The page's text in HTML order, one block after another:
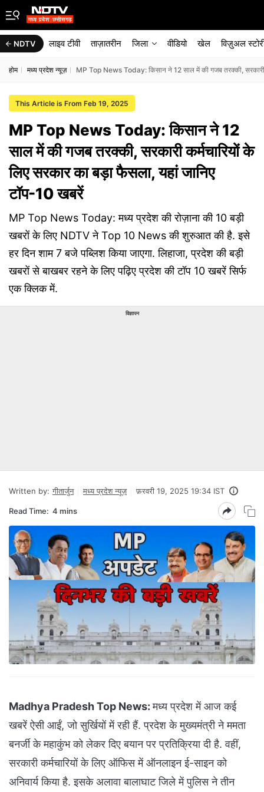
NDTV लाइव टीवी ताज़ातरीन जिला वीडियो खेल विज़ुअल
होम मध्य प्रदेश न्यूज़ MP Top News Today: किसान ने 12 साल में की गजब तरक्की, सरकारी
This Article is From Feb 19, 2025
MP Top News Today: किसान ने 12
साल में की गजब तरक्की, सरकारी कर्मचारियों के
लिए सरकार का बड़ा फैसला, यहां जानिए
टॉप-10 खबरें
MP Top News Today: मध्य प्रदेश की रोज़ाना की 10 बड़ी
खबरों के लिए NDTV ने Top 10 News की शुरुआत की है. इसे
हर दिन शाम 7 बजे पब्लिश किया जाएगा. लिहाजा, प्रदेश की बड़ी
खबरों से बाखबर रहने के लिए पढ़िए प्रदेश की टॉप 10 खबरें सिर्फ
एक क्लिक में.
विज्ञापन
Written by: गीतार्जुन मध्य प्रदेश न्यूज़ फ़रवरी 19, 2025 19:34 IST
Read Time: 4 mins
Madhya Pradesh Top News:मध्य प्रदेश में आज कई
खबरें ऐसी आईं, जो सुर्खियों में रही हैं. प्रदेश के मुख्यमंत्री ने ममता
बनर्जी के महाकुंभ को लेकर दिए बयान पर प्रतिक्रिया दी है. वहीं,
सरकारी कर्मचारियों के लिए ऑफिस में ऑनलाइन ई-साइन को
अनिवार्य किया है. इसके अलावा बालाघाट जिले में पुलिस ने तीन